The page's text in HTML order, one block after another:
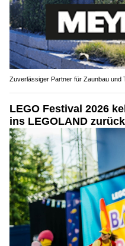
Zuverlässiger Partner für Zaunbau und
LEGO Festival 2026
ins LEGOLAND zurück